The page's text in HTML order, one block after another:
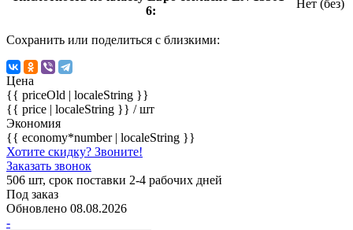
6:
Нет (без)
Сохранить или поделиться с близкими:
Цена
{{ priceOld | localeString }}
{{ price | localeString }} / шт
Экономия
{{ economy*number | localeString }}
Хотите скидку? Звоните!
Заказать звонок
506 шт, срок поставки 2-4 рабочих дней
Под заказ
Обновлено 08.08.2026
-